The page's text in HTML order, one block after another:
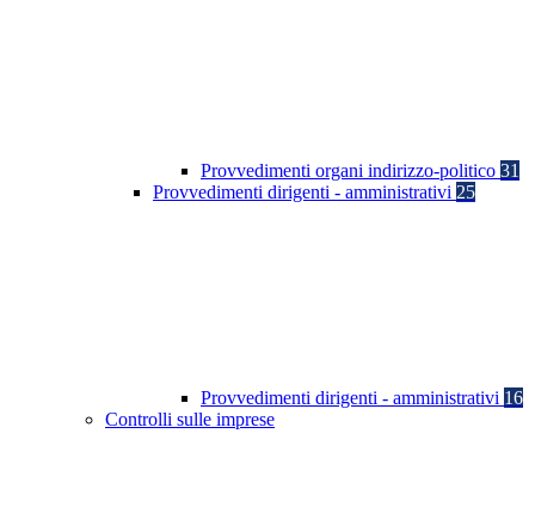
Provvedimenti organi indirizzo-politico 31
Provvedimenti dirigenti - amministrativi 25
Provvedimenti dirigenti - amministrativi 16
Controlli sulle imprese